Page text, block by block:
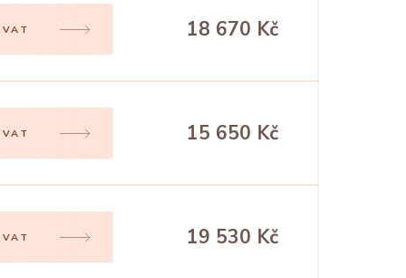
18 670 Kč
15 650 Kč
19 530 Kč